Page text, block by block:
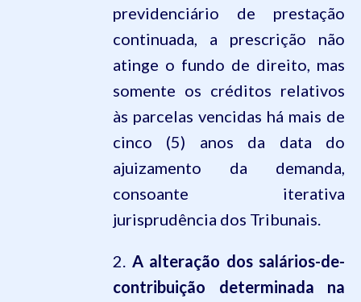
previdenciário de prestação
continuada, a prescrição não
atinge o fundo de direito, mas
somente os créditos relativos
às parcelas vencidas há mais de
cinco (5) anos da data do
ajuizamento da demanda,
consoante iterativa
jurisprudência dos Tribunais.
2. A alteração dos salários-de-
contribuição determinada na